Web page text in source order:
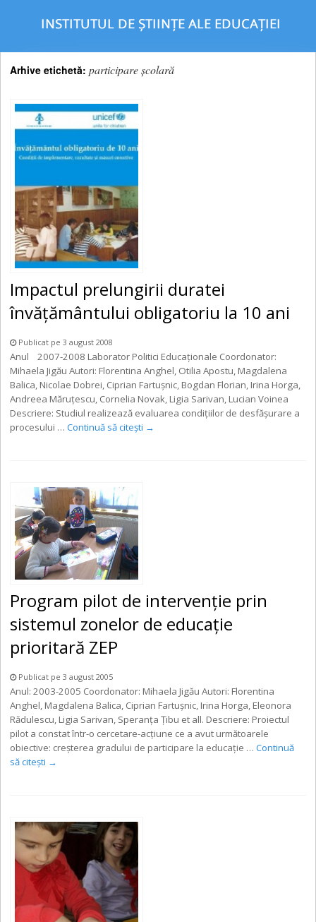
Arhive etichetă:participare şcolară
Impactul prelungirii duratei
învăţământului obligatoriu la 10 ani
Publicat pe 3 august 2008
Anul 2007-2008 Laborator Politici Educaţionale Coordonator:
Mihaela Jigău Autori: Florentina Anghel, Otilia Apostu, Magdalena
Balica, Nicolae Dobrei, Ciprian Fartuşnic, Bogdan Florian, Irina Horga,
Andreea Măruţescu, Cornelia Novak, Ligia Sarivan, Lucian Voinea
Descriere: Studiul realizează evaluarea condiţiilor de desfăşurare a
procesului …Continuă să citești →
Program pilot de intervenţie prin
sistemul zonelor de educaţie
prioritară ZEP
Publicat pe 3 august 2005
Anul: 2003-2005 Coordonator: Mihaela Jigău Autori: Florentina
Anghel, Magdalena Balica, Ciprian Fartuşnic, Irina Horga, Eleonora
Rădulescu, Ligia Sarivan, Speranţa Ţibu et all. Descriere: Proiectul
pilot a constat într-o cercetare-acţiune ce a avut următoarele
obiective: creşterea gradului de participare la educaţie …Continuă
să citești →